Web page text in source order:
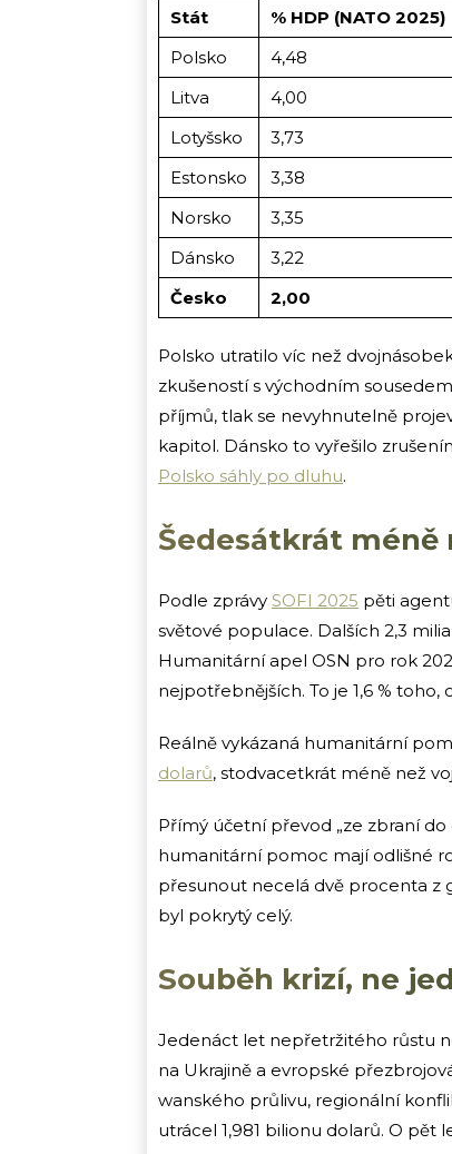
Stát
% HDP (NATO 2025)
Polsko
4,48
Litva
4,00
Lotyšsko
3,73
Estonsko
3,38
Norsko
3,35
Dánsko
3,22
Česko
2,00
Polsko utratilo víc než
zkušeností s východním
příjmů, tlak se nevyhnutelně
kapitol. Dánsko to vyřešilo
Polsko sáhly po dluhu.
Šedesátkrát méně
Podle zprávy SOFI 2025 pěti
světové populace. Dalších 2,3
Humanitární apel OSN pro rok
nejpotřebnějších. To je 1,6 % toho,
Reálně vykázaná humanitární
dolarů, stodvacetkrát méně než
Přímý účetní převod „ze zbraní
humanitární pomoc mají odlišné
přesunout necelá dvě procenta z
byl pokrytý celý.
Souběh krizí, ne
Jedenáct let nepřetržitého růstu
na Ukrajině a evropské
wanského průlivu, regionální
utrácel 1,981 bilionu dolarů. O pět